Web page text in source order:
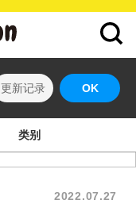
更新记录 OK
类别
2022.07.27